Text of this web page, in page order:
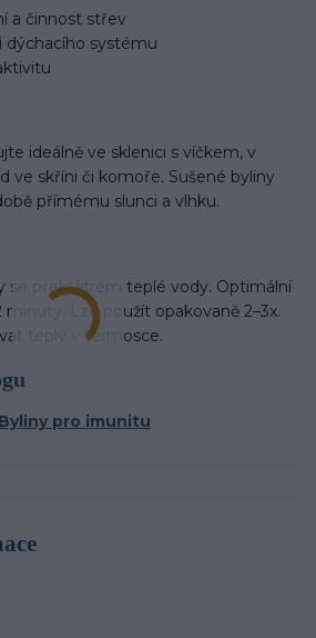
a činnost střev
dýchacího systému
ideálně ve sklenici s víčkem, v
ve skříni či komoře. Sušené byliny
přímému slunci a vlhku.
se přelijí litrem teplé vody. Optimální
minuty. Lze použít opakovaně 2–3x.
teplý v termosce.
Byliny pro imunitu